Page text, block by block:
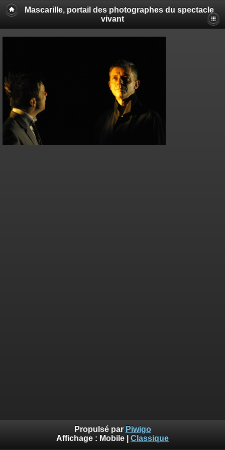
Mascarille, portail des photographes du spectacle
vivant
Propulsé par Piwigo
Affichage : Mobile Classique